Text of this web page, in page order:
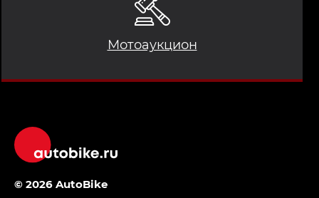
Мотоаукцион
© 2026 AutoBike